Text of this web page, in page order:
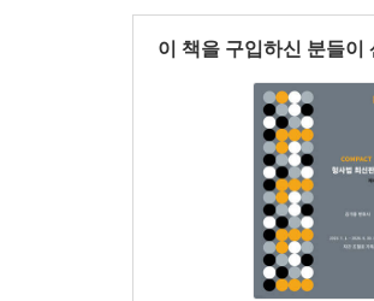
이 책을 구입하신 분들이